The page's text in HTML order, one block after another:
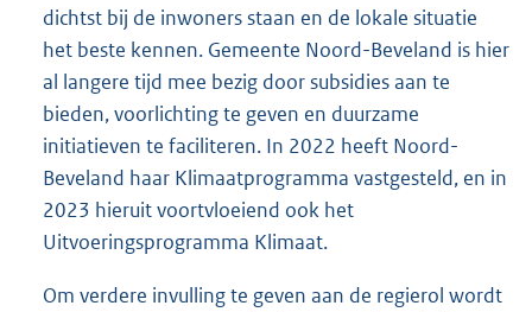
dichtst bij de inwoners staan en de lokale situatie
het beste kennen. Gemeente Noord-Beveland is hier
al langere tijd mee bezig door subsidies aan te
bieden, voorlichting te geven en duurzame
initiatieven te faciliteren. In 2022 heeft Noord-
Beveland haar Klimaatprogramma vastgesteld, en in
2023 hieruit voortvloeiend ook het
Uitvoeringsprogramma Klimaat.
Om verdere invulling te geven aan de regierol wordt